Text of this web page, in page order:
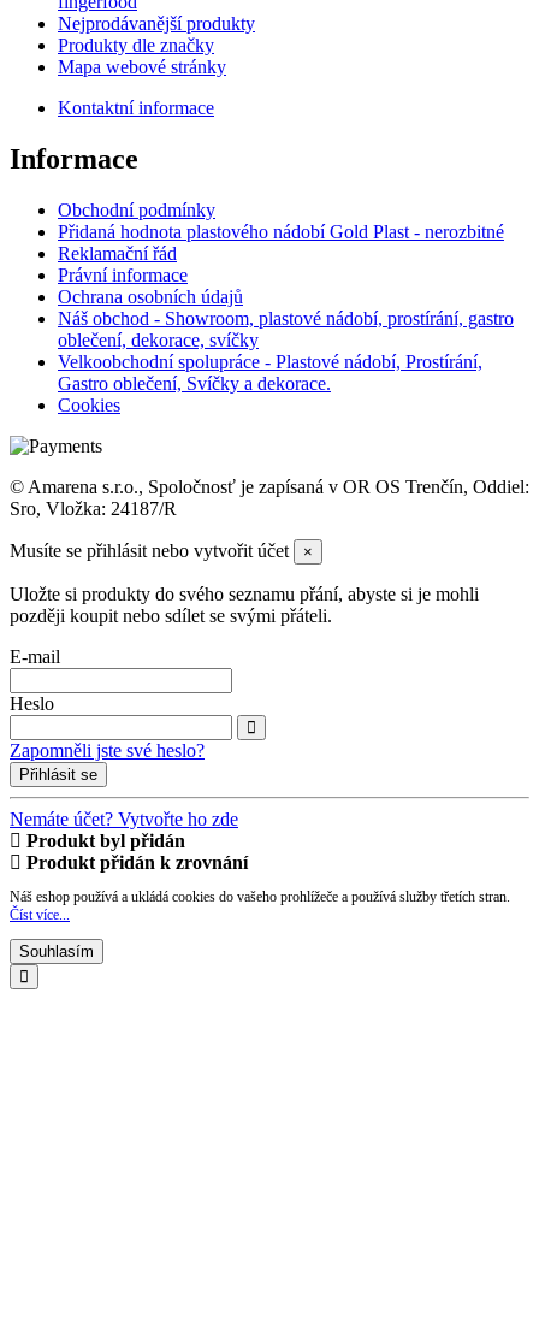
Nejprodávanější produkty
Produkty dle značky
Mapa webové stránky
Kontaktní informace
Informace
Obchodní podmínky
Přidaná hodnota plastového nádobí Gold Plast - nerozbitné
Reklamační řád
Právní informace
Ochrana osobních údajů
Náš obchod - Showroom, plastové nádobí, prostírání, gastro
oblečení, dekorace, svíčky
Velkoobchodní spolupráce - Plastové nádobí, Prostírání,
Gastro oblečení, Svíčky a dekorace.
Cookies
© Amarena s.r.o., Spoločnosť je zapísaná v OR OS Trenčín, Oddiel:
Sro, Vložka: 24187/R
Musíte se přihlásit nebo vytvořit účet ×
Uložte si produkty do svého seznamu přání, abyste si je mohli
později koupit nebo sdílet se svými přáteli.
E-mail
Heslo
Zapomněli jste své heslo?
Přihlásit se
Nemáte účet? Vytvořte ho zde
Produkt byl přidán
Produkt přidán k zrovnání
Náš eshop používá a ukládá cookies do vašeho prohlížeče a používá služby třetích stran.
Číst více...
Souhlasím